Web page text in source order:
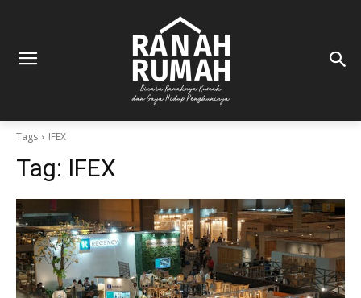
Tags IFEX
Tag: IFEX